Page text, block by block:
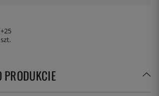
+25
szt.
PRODUKCIE